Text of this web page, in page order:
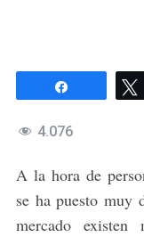
Compartir
4.076
A la hora de
se ha puesto muy
mercado existen